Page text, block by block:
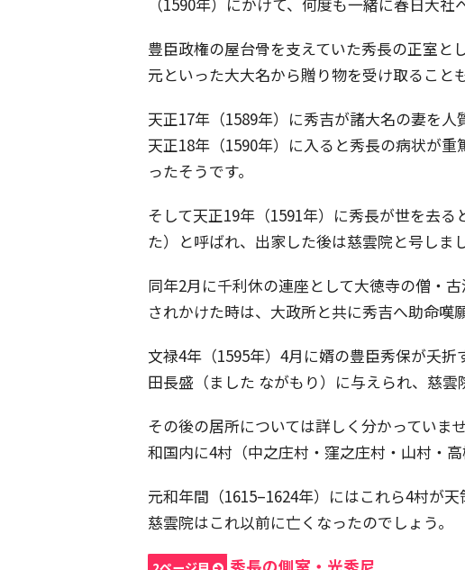
豊臣政権の屋台骨を支えていた秀長の正室と
元といった大大名から贈り物を受け取ること
天正17年（1589年）に秀吉が諸大名の妻を
天正18年（1590年）に入ると秀長の病状が
ったそうです。
そして天正19年（1591年）に秀長が世を去
た）と呼ばれ、出家した後は慈雲院と号しまし
同年2月に千利休の連座として大徳寺の僧・
されかけた時は、大政所と共に秀吉へ助命嘆
文禄4年（1595年）4月に婿の豊臣秀保が夭
田長盛（ました ながもり）に与えられ、慈雲
その後の居所については詳しく分かっていま
和国内に4村（中之庄村・窪之庄村・山村・高
元和年間（1615–1624年）にはこれら4村が
慈雲院はこれ以前に亡くなったのでしょう。